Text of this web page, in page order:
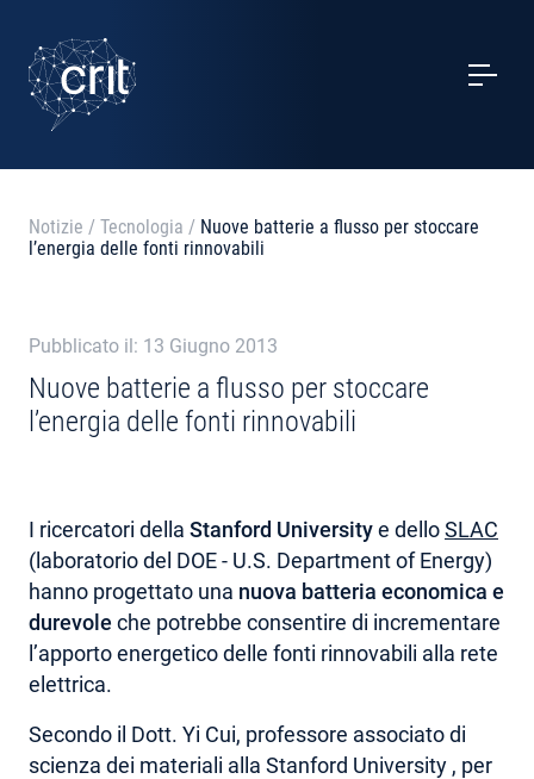
SERVIZI
CASI STUDIO
NOTIZIE
CHI SIAMO
AREA RISERVATA
Notizie / Tecnologia / Nuove batterie a flusso per stoccare
l’energia delle fonti rinnovabili
Pubblicato il: 13 Giugno 2013
Nuove batterie a flusso per stoccare
l’energia delle fonti rinnovabili
I ricercatori della Stanford Universitye delloSLAC
(laboratorio del DOE - U.S. Department of Energy)
hanno progettato una nuova batteria economica e
durevole che potrebbe consentire di incrementare
l’apporto energetico delle fonti rinnovabili alla rete
elettrica.
Secondo il Dott. Yi Cui, professore associato di
scienza dei materiali alla Stanford University , per